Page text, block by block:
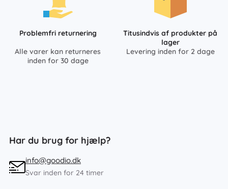
Problemfri returnering
Alle varer kan returneres
inden for 30 dage
Titusindvis af produkter på
lager
Levering inden for 2 dage
Har du brug for hjælp?
info@goodio.dk
Svar inden for 24 timer